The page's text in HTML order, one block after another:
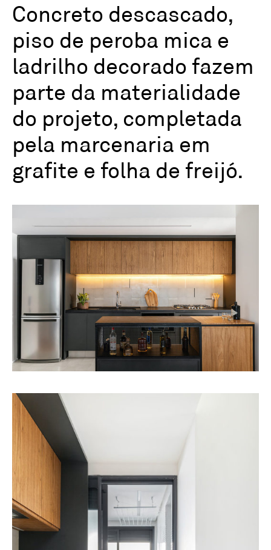
Concreto descascado,
piso de peroba mica e
ladrilho decorado fazem
parte da materialidade
do projeto, completada
pela marcenaria em
grafite e folha de freijó.